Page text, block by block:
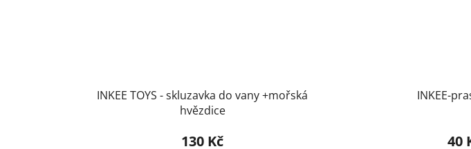
INKEE TOYS - skluzavka do vany +mořská
hvězdice
130 Kč
INKEE-
40